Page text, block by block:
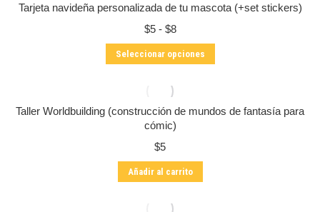
Tarjeta navideña personalizada de tu mascota (+set stickers)
$5 - $8Rango
de
precios:
$8
Seleccionar opciones
producto
variantes.
Taller Worldbuilding (construcción de mundos de fantasía para
cómic)
$5
Añadir al carrito